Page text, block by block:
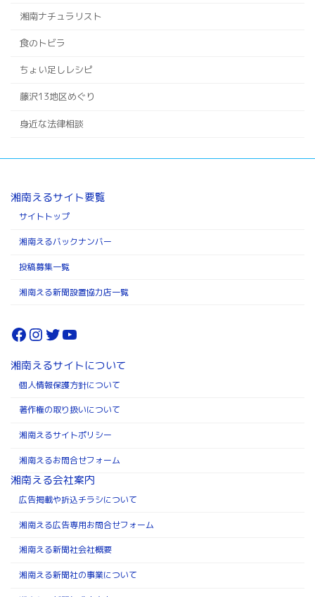
湘南ナチュラリスト
食のトビラ
ちょい足しレシピ
藤沢13地区めぐり
身近な法律相談
湘南えるサイト要覧
サイトトップ
湘南えるバックナンバー
投稿募集一覧
湘南える新聞設置協力店一覧
Facebook
Instagram
Twitter
YouTube
湘南えるサイトについて
個人情報保護方針について
著作権の取り扱いについて
湘南えるサイトポリシー
湘南えるお問合せフォーム
湘南える会社案内
広告掲載や折込チラシについて
湘南える広告専用お問合せフォーム
湘南える新聞社会社概要
湘南える新聞社の事業について